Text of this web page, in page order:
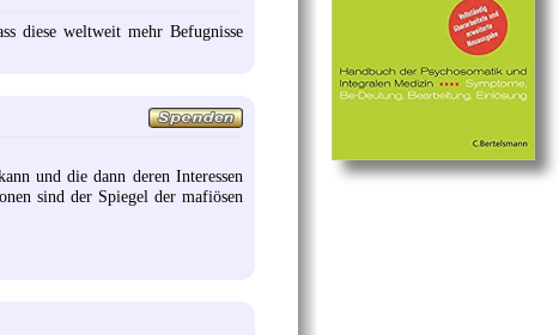
diese weltweit mehr Befugnisse
und die dann deren Interessen
sind der Spiegel der mafiösen